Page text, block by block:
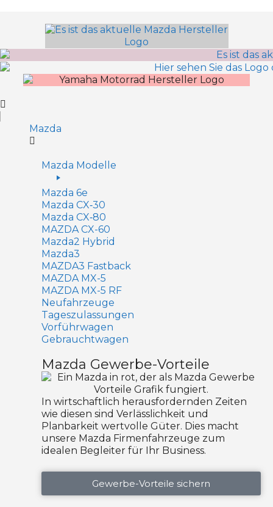
Mazda
Mazda Modelle
Mazda 6e
Mazda CX‑30
Mazda CX‑80
MAZDA CX-60
Mazda2 Hy­brid
Mazda3
MAZDA3 Fastback
MAZDA MX-5
MAZDA MX-5 RF
Neufahrzeuge
Tageszulassungen
Vorführwagen
Gebrauchtwagen
Mazda Gewerbe-Vorteile
In wirtschaftlich herausfordernden Zeiten
wie diesen sind Verlässlichkeit und
Planbarkeit wertvolle Güter. Dies macht
unsere Mazda Firmenfahrzeuge zum
idealen Begleiter für Ihr Business.
Gewerbe-Vorteile sichern